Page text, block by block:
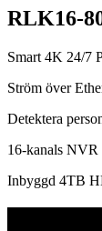
RLK16-
Smart 4K 24/7
Ström över
Detektera
16-kanals NVR
Inbyggd 4TB